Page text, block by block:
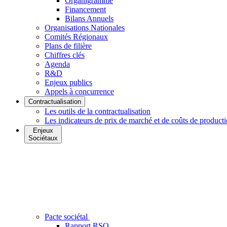
Financement
Bilans Annuels
Organisations Nationales
Comités Régionaux
Plans de filière
Chiffres clés
Agenda
R&D
Enjeux publics
Appels à concurrence
Contractualisation
Les outils de la contractualisation
Les indicateurs de prix de marché et de coûts de
Enjeux
Sociétaux
Pacte sociétal